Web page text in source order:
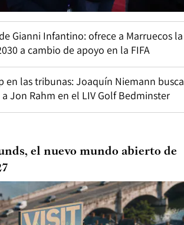
Gianni Infantino: ofrece a Marruecos la
a cambio de apoyo en la FIFA
en las tribunas: Joaquín Niemann busca
Jon Rahm en el LIV Golf Bedminster
el nuevo mundo abierto de